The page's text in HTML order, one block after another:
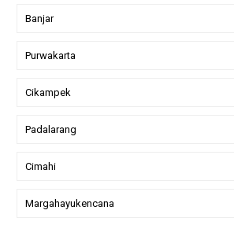
Banjar
Purwakarta
Cikampek
Padalarang
Cimahi
Margahayukencana